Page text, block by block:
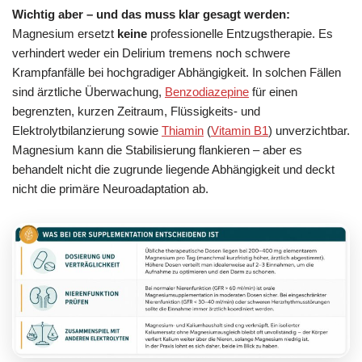
Wichtig aber – und das muss klar gesagt werden:
Magnesium ersetzt keine professionelle Entzugstherapie. Es
verhindert weder ein Delirium tremens noch schwere
Krampfanfälle bei hochgradiger Abhängigkeit. In solchen Fällen
sind ärztliche Überwachung, Benzodiazepine für einen
begrenzten, kurzen Zeitraum, Flüssigkeits- und
Elektrolytbilanzierung sowie Thiamin (Vitamin B1) unverzichtbar.
Magnesium kann die Stabilisierung flankieren – aber es
behandelt nicht die zugrunde liegende Abhängigkeit und deckt
nicht die primäre Neuroadaptation ab.